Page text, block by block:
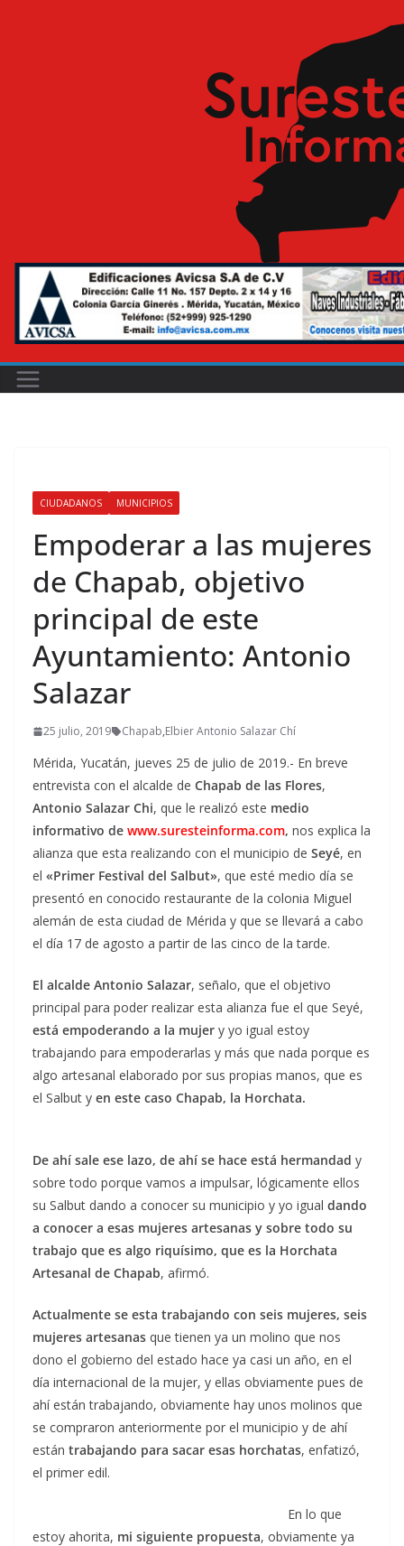
CIUDADANOS MUNICIPIOS
Empoderar a las mujeres
de Chapab, objetivo
principal de este
Ayuntamiento: Antonio
Salazar
25 julio, 2019 Chapab,Elbier Antonio Salazar Chí
Mérida, Yucatán, jueves 25 de julio de 2019.- En breve
entrevista con el alcalde de Chapab de las Flores,
Antonio Salazar Chi, que le realizó este medio
informativo de www.suresteinforma.com, nos explica la
alianza que esta realizando con el municipio de Seyé, en
el «Primer Festival del Salbut», que esté medio día se
presentó en conocido restaurante de la colonia Miguel
alemán de esta ciudad de Mérida y que se llevará a cabo
el día 17 de agosto a partir de las cinco de la tarde.
El alcalde Antonio Salazar, señalo, que el objetivo
principal para poder realizar esta alianza fue el que Seyé,
está empoderando a la mujer y yo igual estoy
trabajando para empoderarlas y más que nada porque es
algo artesanal elaborado por sus propias manos, que es
el Salbut y en este caso Chapab, la Horchata.
De ahí sale ese lazo, de ahí se hace está hermandad y
sobre todo porque vamos a impulsar, lógicamente ellos
su Salbut dando a conocer su municipio y yo igual dando
a conocer a esas mujeres artesanas y sobre todo su
trabajo que es algo riquísimo, que es la Horchata
Artesanal de Chapab, afirmó.
Actualmente se esta trabajando con seis mujeres, seis
mujeres artesanas que tienen ya un molino que nos
dono el gobierno del estado hace ya casi un año, en el
día internacional de la mujer, y ellas obviamente pues de
ahí están trabajando, obviamente hay unos molinos que
se compraron anteriormente por el municipio y de ahí
están trabajando para sacar esas horchatas, enfatizó,
el primer edil.
En lo que
estoy ahorita, mi siguiente propuesta, obviamente ya